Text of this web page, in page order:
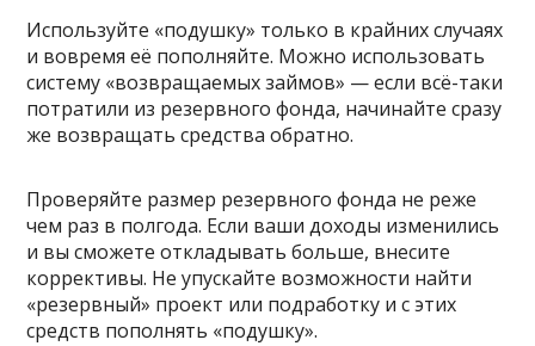
Используйте «подушку» только в крайних случаях
и вовремя её пополняйте. Можно использовать
систему «возвращаемых займов» — если всё-таки
потратили из резервного фонда, начинайте сразу
же возвращать средства обратно.
Проверяйте размер резервного фонда не реже
чем раз в полгода. Если ваши доходы изменились
и вы сможете откладывать больше, внесите
коррективы. Не упускайте возможности найти
«резервный» проект или подработку и с этих
средств пополнять «подушку».